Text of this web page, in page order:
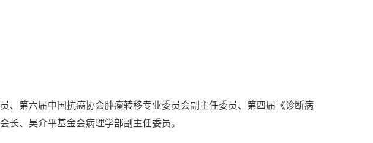
、第六届中国抗癌协会肿瘤转移专业委员会副主任委员、第四届《诊断病
长、吴介平基金会病理学部副主任委员。